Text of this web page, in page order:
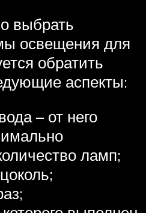
выбрать
освещения для
обратить
аспекты:
– от него
ламп;